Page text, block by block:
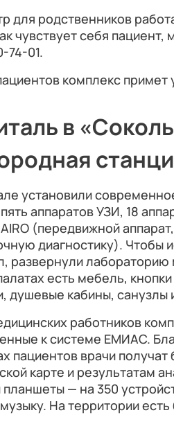
для родственников
чувствует себя
74-01.
комплекс
в
установили
аппаратов УЗИ, 18
(передвижной
диагностику). Чтобы
развернули
есть мебель,
душевые кабины, санузлы
работников
к системе ЕМИАС.
пациентов врачи
карте и результатам
планшеты — на 350
На территории